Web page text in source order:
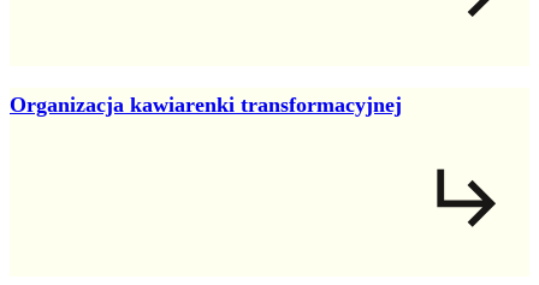
Organizacja kawiarenki transformacyjnej